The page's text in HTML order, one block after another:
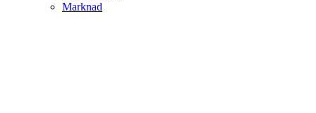
Marknad